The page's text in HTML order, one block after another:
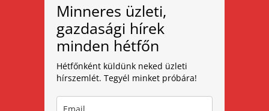
Minneres üzleti,
gazdasági hírek
minden hétfőn
Hétfőnként küldünk neked üzleti
hírszemlét. Tegyél minket próbára!